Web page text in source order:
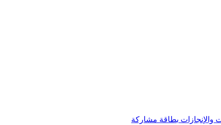
والإنجازات بطاقة مشاركة